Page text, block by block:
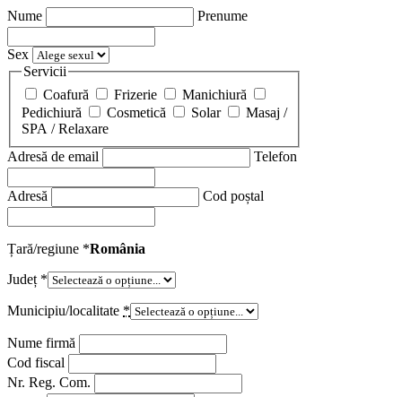
Nume Prenume
Sex
Servicii
Coafură
Frizerie
Manichiură
Pedichiură
Cosmetică Solar
Masaj /
SPA / Relaxare
Adresă de email
Telefon
Adresă Cod poștal
Țară/regiune *România
Județ *
Municipiu/localitate *
Nume firmă
Cod fiscal
Nr. Reg. Com.